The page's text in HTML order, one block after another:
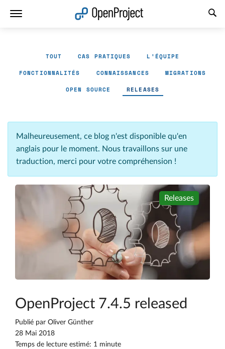
TOUT CAS PRATIQUES L'ÉQUIPE
FONCTIONNALITÉS CONNAISSANCES MIGRATIONS
OPEN SOURCE RELEASES
Malheureusement, ce blog n'est disponible qu'en
anglais pour le moment. Nous travaillons sur une
traduction, merci pour votre compréhension !
Releases
OpenProject 7.4.5 released
Publié par Oliver Günther
28 Mai 2018
Temps de lecture estimé: 1 minute
Ouvrir le lien dans un nouvel onglet